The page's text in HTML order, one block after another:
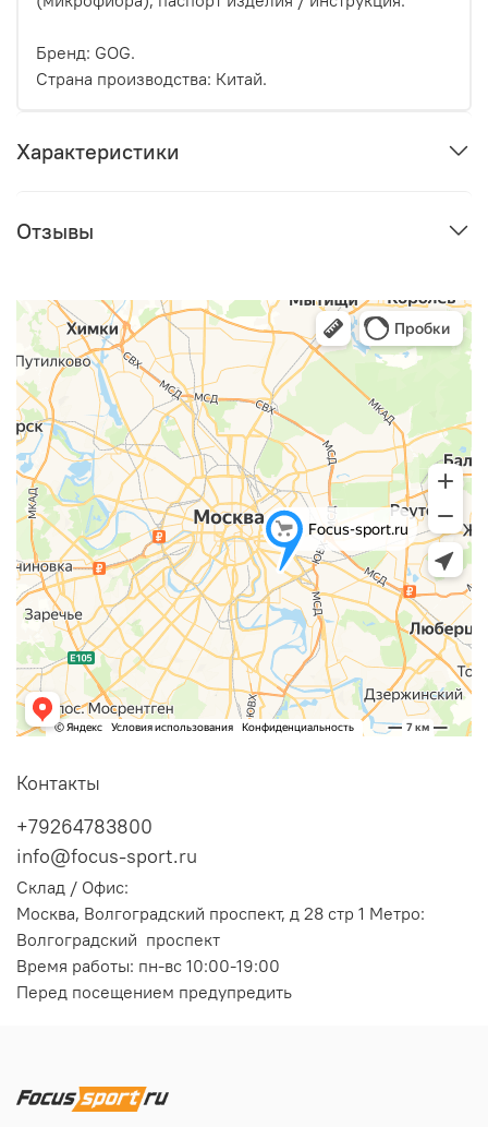
Бренд: GOG.
Страна производства: Китай.
Характеристики
Отзывы
Контакты
+79264783800
info@focus-sport.ru
Склад / Офис:
Москва, Волгоградский проспект, д 28 стр 1 Метро:
Волгоградский проспект
Время работы: пн-вс 10:00-19:00
Перед посещением предупредить